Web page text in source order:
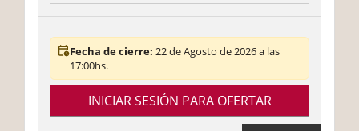
Fecha de cierre: 22 de Agosto de 2026 a las
17:00hs.
INICIAR SESIÓN PARA OFERTAR